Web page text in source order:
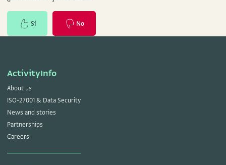
Sí No
ActivityInfo
About us
ISO-27001 & Data Security
News and stories
Partnerships
Careers